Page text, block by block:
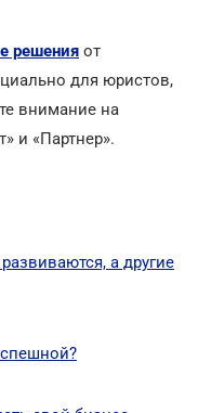
решения от
для юристов,
внимание на
и «Партнер».
а другие